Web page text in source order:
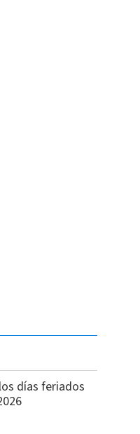
días feriados